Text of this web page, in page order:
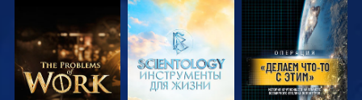
СМОТРЕТЬ
ПЕРЕДАЧИ
СМОТРЕТЬ
ПЕРЕДАЧИ
СМОТРЕТЬ